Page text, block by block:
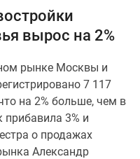
вырос на 2%
рынке Москвы и
7 117
на 2% больше, чем в
прибавила 3% и
о продажах
Александр